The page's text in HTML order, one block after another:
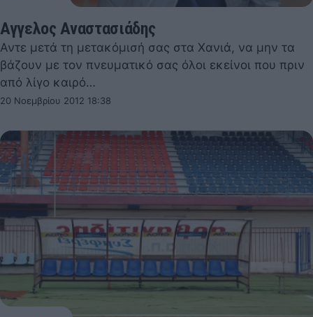
Αγγελος Αναστασιάδης
Αντε μετά τη μετακόμισή σας στα Χανιά, να μην τα
βάζουν με τον πνευματικό σας όλοι εκείνοι που πριν
από λίγο καιρό…
20 Νοεμβρίου 2012 18:38